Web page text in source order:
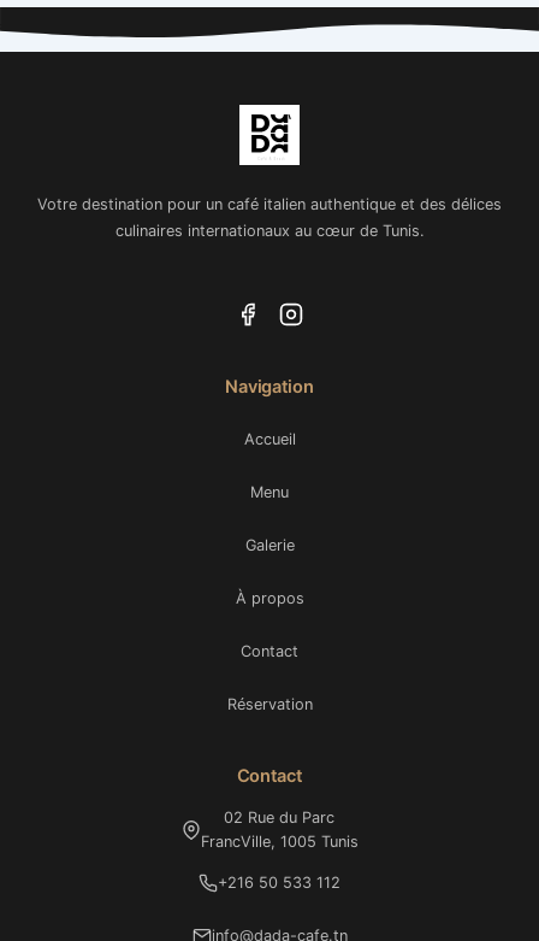
Votre destination pour un café italien authentique et des délices
culinaires internationaux au cœur de Tunis.
Navigation
Accueil
Menu
Galerie
À propos
Contact
Réservation
Contact
02 Rue du Parc
FrancVille, 1005 Tunis
+216 50 533 112
info@dada-cafe.tn